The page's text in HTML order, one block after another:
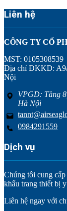
Liên hệ
CÔNG TY CỔ
MST: 0105308539
Địa chỉ ĐKKD: A9/
Nội
VPGD: Tầng
Hà Nội
0984291559
Dịch vụ
Chúng tôi cung
khẩu trang thiết bị
Liên hệ ngay với